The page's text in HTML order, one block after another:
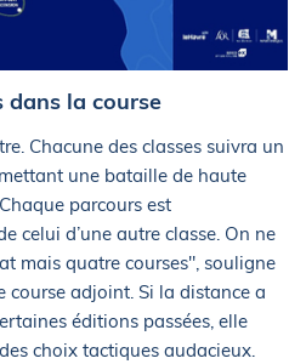
dans la course
Chacune des classes suivra un
une bataille de haute
parcours est
celui d’une autre classe. On ne
mais quatre courses", souligne
course adjoint. Si la distance a
éditions passées, elle
choix tactiques audacieux.